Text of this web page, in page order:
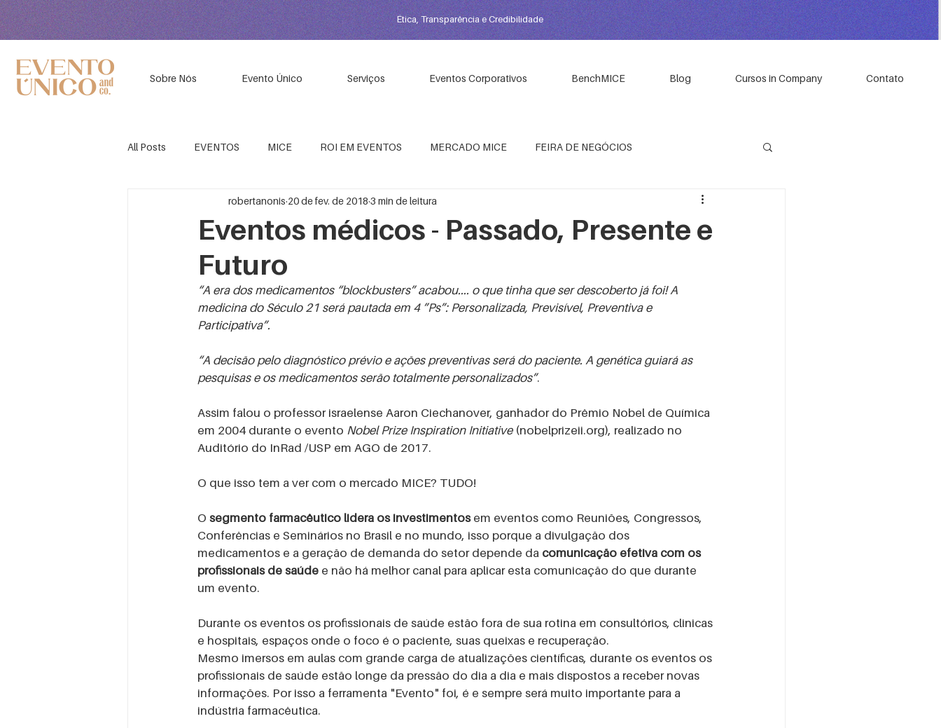
Ética, Transparência e Credibilidade
Sobre Nós Evento Único Serviços Eventos Corporativos BenchMICE Blog Cursos in Company Contato
All Posts EVENTOS MICE ROI EM EVENTOS MERCADO MICE FEIRA DE NEGÓCIOS
EVENTOS EDUCACIONAIS KPIS EM EVENTOS GESTÃO ESTRATÉGICA DE EVENTOS
CURSO ONLINE GESTÃO DE EVENTOS
MULHERES DE EVENTOS ONU MULHERES
Eventos médicos - Passado, Presente e
Futuro
robertanonis 20 de fev. de 2018 3 min de leitura
“A era dos medicamentos “blockbusters” acabou.... o que tinha que ser descoberto já foi! A
medicina do Século 21 será pautada em 4 ”Ps”: Personalizada, Previsível, Preventiva e
Participativa”.
“A decisão pelo diagnóstico prévio e ações preventivas será do paciente. A genética guiará as
pesquisas e os medicamentos serão totalmente personalizados”.
Assim falou o professor israelense Aaron Ciechanover, ganhador do Prêmio Nobel de Química
em 2004 durante o evento Nobel Prize Inspiration Initiative (nobelprizeii.org), realizado no
Auditório do InRad /USP em AGO de 2017.
O que isso tem a ver com o mercado MICE? TUDO!
O segmento farmacêutico lidera os investimentos em eventos como Reuniões, Congressos,
Conferências e Seminários no Brasil e no mundo, isso porque a divulgação dos
medicamentos e a geração de demanda do setor depende da comunicação efetiva com os
profissionais de saúde e não há melhor canal para aplicar esta comunicação do que durante
um evento.
Durante os eventos os profissionais de saúde estão fora de sua rotina em consultórios, clinicas
e hospitais, espaços onde o foco é o paciente, suas queixas e recuperação.
Mesmo imersos em aulas com grande carga de atualizações científicas, durante os eventos os
profissionais de saúde estão longe da pressão do dia a dia e mais dispostos a receber novas
informações. Por isso a ferramenta "Evento" foi, é e sempre será muito importante para a
indústria farmacêutica.